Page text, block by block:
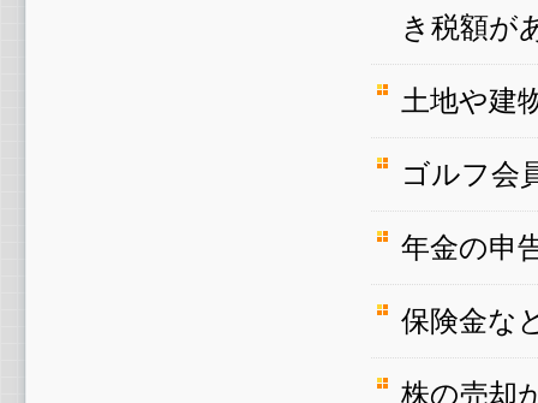
き税額が
土地や建
ゴルフ会
年金の申
保険金な
株の売却